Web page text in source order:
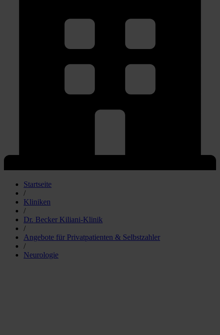
Startseite
/
Kliniken
/
Dr. Becker Kiliani-Klinik
/
Angebote für Privatpatienten & Selbstzahler
/
Neurologie